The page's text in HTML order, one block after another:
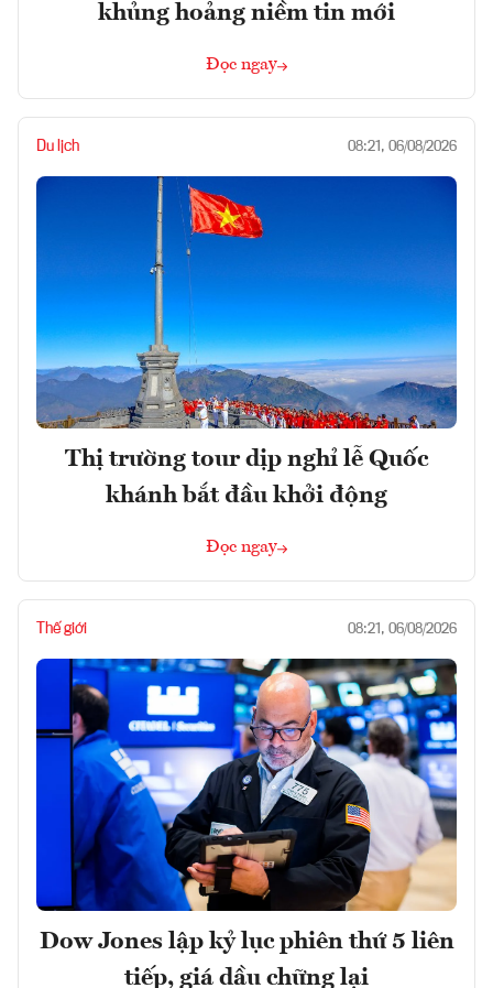
khủng hoảng niềm tin mới
Đọc ngay
Du lịch 08:21, 06/08/2026
Thị trường tour dịp nghỉ lễ Quốc
khánh bắt đầu khởi động
Đọc ngay
Thế giới 08:21, 06/08/2026
Dow Jones lập kỷ lục phiên thứ 5 liên
tiếp, giá dầu chững lại